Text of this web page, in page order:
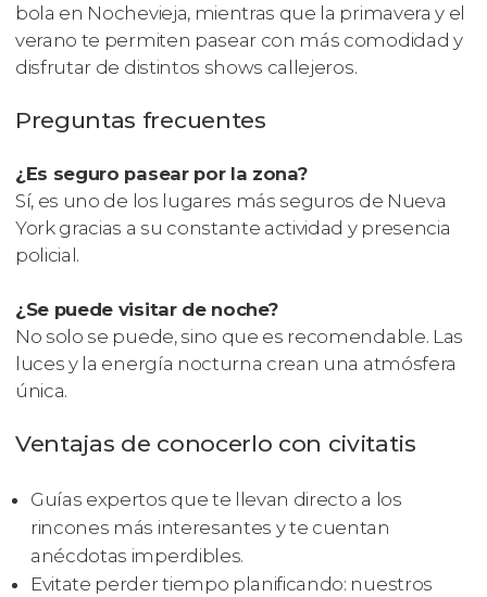
bola en Nochevieja, mientras que la primavera y el
verano te permiten pasear con más comodidad y
disfrutar de distintos shows callejeros.
Preguntas frecuentes
¿Es seguro pasear por la zona?
Sí, es uno de los lugares más seguros de Nueva
York gracias a su constante actividad y presencia
policial.
¿Se puede visitar de noche?
No solo se puede, sino que es recomendable. Las
luces y la energía nocturna crean una atmósfera
única.
Ventajas de conocerlo con civitatis
Guías expertos que te llevan directo a los
rincones más interesantes y te cuentan
anécdotas imperdibles.
Evitate perder tiempo planificando: nuestros